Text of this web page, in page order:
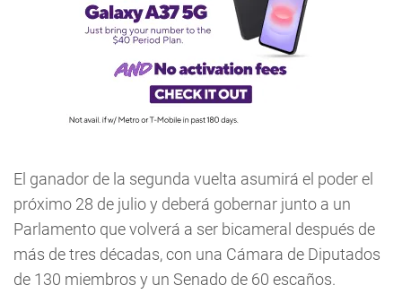
El ganador de la segunda vuelta asumirá el poder el
próximo 28 de julio y deberá gobernar junto a un
Parlamento que volverá a ser bicameral después de
más de tres décadas, con una Cámara de Diputados
de 130 miembros y un Senado de 60 escaños.